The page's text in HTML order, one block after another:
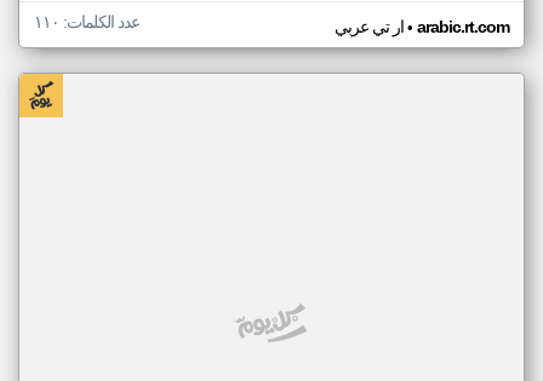
ار تي عربي• arabic.rt.com عدد الكلمات: ١١٠